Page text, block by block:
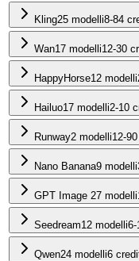
Kling25 modelli8-84
Wan17 modelli12-30
HappyHorse12 modelli
Hailuo17 modelli2-10
Runway2 modelli12-
Nano Banana9 modelli
GPT Image 27 modelli
Seedream12 modelli6-
Qwen24 modelli6